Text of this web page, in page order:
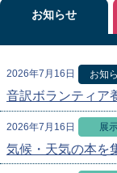
お知らせ
2026年7月16日 お知
音訳ボランティア
2026年7月16日 展
気候・天気の本を